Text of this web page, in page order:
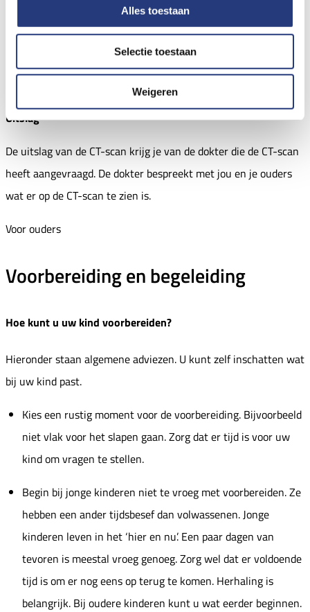
Alles toestaan
Selectie toestaan
Weigeren
Na de CT-scan
Heb je een infuus gekregen? Dan wordt deze er na de CT-scan
uitgehaald. Daarna mag je terug naar de afdeling of naar huis.
Uitslag
De uitslag van de CT-scan krijg je van de dokter die de CT-scan
heeft aangevraagd. De dokter bespreekt met jou en je ouders
wat er op de CT-scan te zien is.
Voor ouders
Voorbereiding en begeleiding
Hoe kunt u uw kind voorbereiden?
Hieronder staan algemene adviezen. U kunt zelf inschatten wat
bij uw kind past.
Kies een rustig moment voor de voorbereiding. Bijvoorbeeld
niet vlak voor het slapen gaan. Zorg dat er tijd is voor uw
kind om vragen te stellen.
Begin bij jonge kinderen niet te vroeg met voorbereiden. Ze
hebben een ander tijdsbesef dan volwassenen. Jonge
kinderen leven in het ‘hier en nu’. Een paar dagen van
tevoren is meestal vroeg genoeg. Zorg wel dat er voldoende
tijd is om er nog eens op terug te komen. Herhaling is
belangrijk. Bij oudere kinderen kunt u wat eerder beginnen.